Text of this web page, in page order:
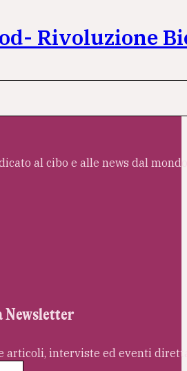
Rivoluzione
al cibo e alle news dal
articoli, interviste ed eventi